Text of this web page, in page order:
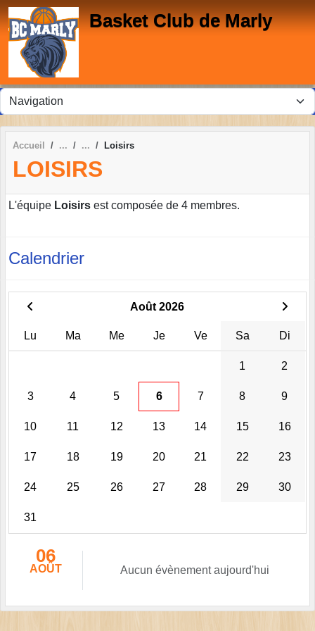
Basket Club de Marly
Accueil Loisirs
LOISIRS
L'équipe Loisirs est composée de 4 membres.
Calendrier
Août 2026
Lu Ma Me Je Ve Sa Di
1 2
3 4 5 6 7 8 9
10 11 12 13 14 15 16
17 18 19 20 21 22 23
24 25 26 27 28 29 30
31
06
AOÛT Aucun évènement aujourd'hui
Panneau de gestion des cookies